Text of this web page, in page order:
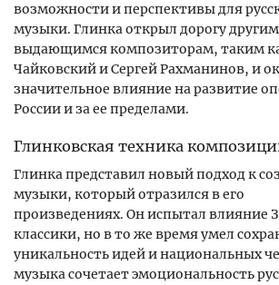
возможности и перспективы для
музыки. Глинка открыл дорогу другим
выдающимся композиторам, таким
Чайковский и Сергей Рахманинов, и
значительное влияние на развитие
России и за ее пределами.
Глинковская техника
Глинка представил новый подход к
музыки, который отразился в его
произведениях. Он испытал влияние
классики, но в то же время умел
уникальность идей и национальных
музыка сочетает эмоциональность